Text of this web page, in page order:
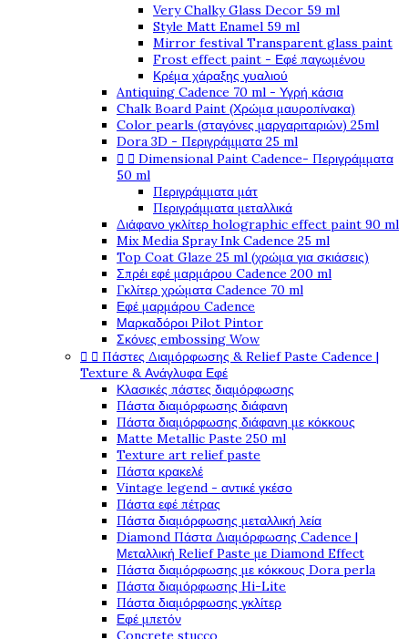
Very Chalky Glass Decor 59 ml
Style Matt Enamel 59 ml
Mirror festival Transparent glass paint
Frost effect paint - Εφέ παγωμένου
Κρέμα χάραξης γυαλιού
Antiquing Cadence 70 ml - Υγρή κάσια
Chalk Board Paint (Χρώμα μαυροπίνακα)
Color pearls (σταγόνες μαργαριταριών) 25ml
Dora 3D - Περιγράμματα 25 ml
  Dimensional Paint Cadence- Περιγράμματα
50 ml
Περιγράμματα μάτ
Περιγράμματα μεταλλικά
Διάφανο γκλίτερ holographic effect paint 90 ml
Mix Media Spray Ink Cadence 25 ml
Top Coat Glaze 25 ml (χρώμα για σκιάσεις)
Σπρέι εφέ μαρμάρου Cadence 200 ml
Γκλίτερ χρώματα Cadence 70 ml
Εφέ μαρμάρου Cadence
Μαρκαδόροι Pilot Pintor
Σκόνες embossing Wow
  Πάστες Διαμόρφωσης & Relief Paste Cadence |
Texture & Ανάγλυφα Εφέ
Κλασικές πάστες διαμόρφωσης
Πάστα διαμόρφωσης διάφανη
Πάστα διαμόρφωσης διάφανη με κόκκους
Matte Metallic Paste 250 ml
Texture art relief paste
Πάστα κρακελέ
Vintage legend - αντικέ γκέσο
Πάστα εφέ πέτρας
Πάστα διαμόρφωσης μεταλλική λεία
Diamond Πάστα Διαμόρφωσης Cadence |
Μεταλλική Relief Paste με Diamond Effect
Πάστα διαμόρφωσης με κόκκους Dora perla
Πάστα διαμόρφωσης Hi-Lite
Πάστα διαμόρφωσης γκλίτερ
Εφέ μπετόν
Concrete stucco